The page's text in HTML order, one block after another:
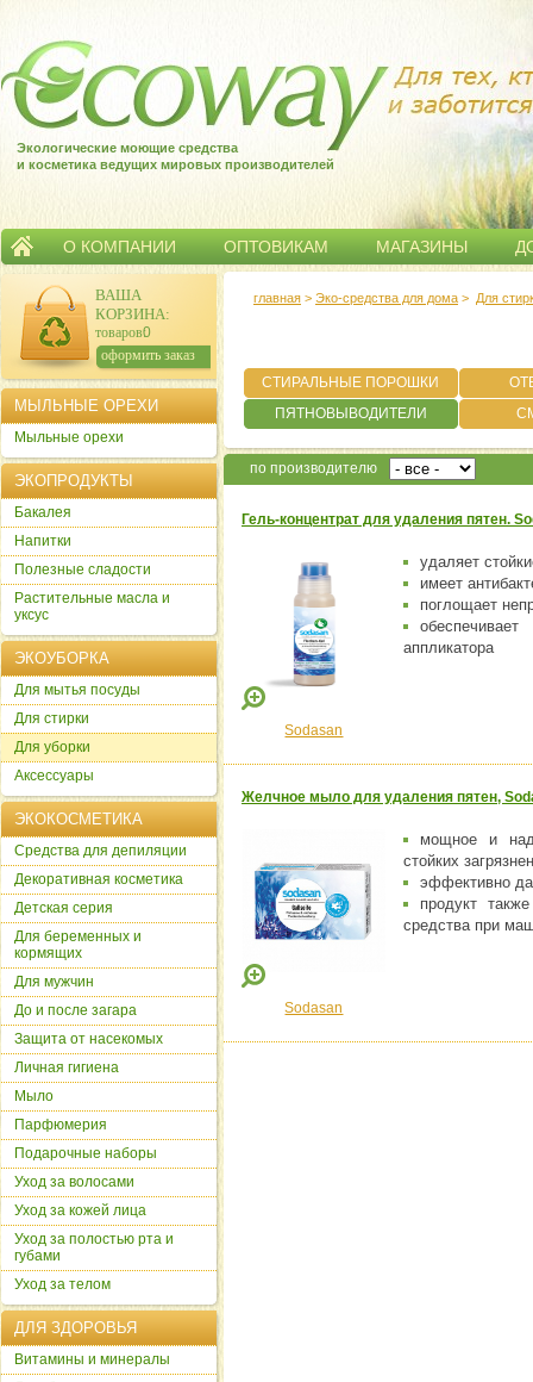
Экологические моющие средства
и косметика ведущих мировых производителей
О КОМПАНИИ ОПТОВИКАМ МАГАЗИНЫ
главная > Эко-средства для дома > Для
СТИРАЛЬНЫЕ ПОРОШКИ
ПЯТНОВЫВОДИТЕЛИ
по производителю
Гель-концентрат для удаления пятен.
удаляет
имеет
поглощает
аппликатора
Sodasan
Желчное мыло для удаления пятен,
мощное и
стойких
эффективно
продукт
средства при
Sodasan
ВАША
КОРЗИНА:
товаров:0
сумма: 0р.
оформить заказ
МЫЛЬНЫЕ ОРЕХИ
Мыльные орехи
ЭКОПРОДУКТЫ
Бакалея
Напитки
Полезные сладости
Растительные масла и
уксус
ЭКОУБОРКА
Для мытья посуды
Для стирки
Для уборки
Аксессуары
ЭКОКОСМЕТИКА
Cредства для депиляции
Декоративная косметика
Детская серия
Для беременных и
кормящих
Для мужчин
До и после загара
Защита от насекомых
Личная гигиена
Мыло
Парфюмерия
Подарочные наборы
Уход за волосами
Уход за кожей лица
Уход за полостью рта и
губами
Уход за телом
ДЛЯ ЗДОРОВЬЯ
Витамины и минералы